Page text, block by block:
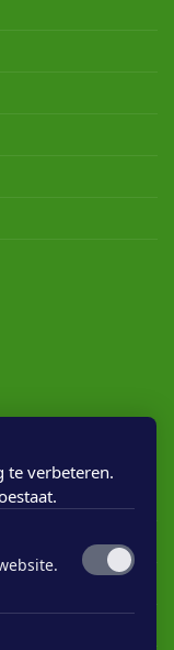
te verbeteren.